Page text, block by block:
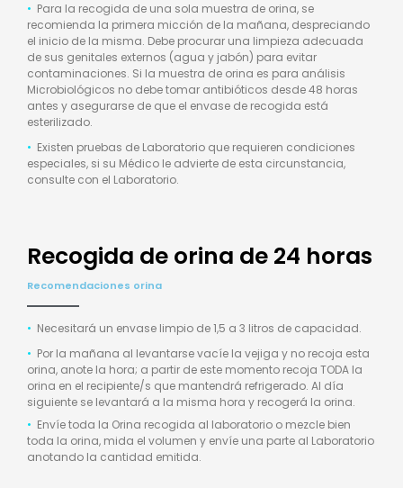
• Para la recogida de una sola muestra de orina, se
recomienda la primera micción de la mañana, despreciando
el inicio de la misma. Debe procurar una limpieza adecuada
de sus genitales externos (agua y jabón) para evitar
contaminaciones. Si la muestra de orina es para análisis
Microbiológicos no debe tomar antibióticos desde 48 horas
antes y asegurarse de que el envase de recogida está
esterilizado.
• Existen pruebas de Laboratorio que requieren condiciones
especiales, si su Médico le advierte de esta circunstancia,
consulte con el Laboratorio.
Recogida de orina de 24 horas
Recomendaciones orina
• Necesitará un envase limpio de 1,5 a 3 litros de capacidad.
• Por la mañana al levantarse vacíe la vejiga y no recoja esta
orina, anote la hora; a partir de este momento recoja TODA la
orina en el recipiente/s que mantendrá refrigerado. Al día
siguiente se levantará a la misma hora y recogerá la orina.
• Envíe toda la Orina recogida al laboratorio o mezcle bien
toda la orina, mida el volumen y envíe una parte al Laboratorio
anotando la cantidad emitida.